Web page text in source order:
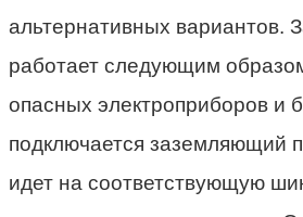
альтернативных вариантов.
работает следующим
опасных электроприборов и
подключается заземляющий
идет на соответствующую